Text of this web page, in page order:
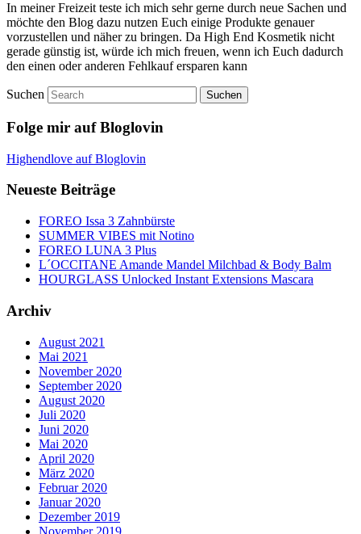
In meiner Freizeit teste ich mich sehr gerne durch neue Sachen und
möchte den Blog dazu nutzen Euch einige Produkte genauer
vorzustellen und näher zu bringen. Da High End Kosmetik nicht
gerade günstig ist, würde ich mich freuen, wenn ich Euch dadurch
den einen oder anderen Fehlkauf ersparen kann
Suchen
Folge mir auf Bloglovin
Highendlove auf Bloglovin
Neueste Beiträge
FOREO Issa 3 Zahnbürste
SUMMER VIBES mit Notino
FOREO LUNA 3 Plus
L´OCCITANE Amande Mandel Milchbad & Body Balm
HOURGLASS Unlocked Instant Extensions Mascara
Archiv
August 2021
Mai 2021
November 2020
September 2020
August 2020
Juli 2020
Juni 2020
Mai 2020
April 2020
März 2020
Februar 2020
Januar 2020
Dezember 2019
November 2019